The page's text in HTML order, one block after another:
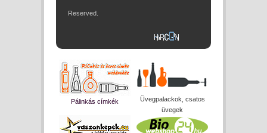
Reserved.
Pálinkás címkék
Üvegpalackok, csatos
üvegek